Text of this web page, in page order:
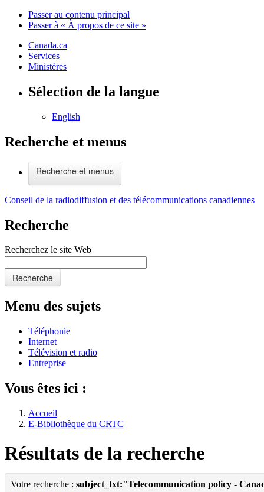
Passer au contenu principal
Passer à « À propos de ce site »
Canada.ca
Services
Ministères
Sélection de la langue
English
Recherche et menus
Recherche et menus
Conseil de la radiodiffusion et des télécommunications canadiennes
Recherche
Recherchez le site Web
Recherche
Menu des sujets
Téléphonie
Internet
Télévision et radio
Entreprise
Vous êtes ici :
Accueil
E-Bibliothèque du CRTC
Résultats de la recherche
Votre recherche : subject_txt:"Telecommunication policy -